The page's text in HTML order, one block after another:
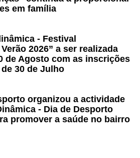
em família
- Festival
2026” a ser realizada
de Agosto com as inscrições
30 de Julho
organizou a actividade
- Dia de Desporto
promover a saúde no bairro